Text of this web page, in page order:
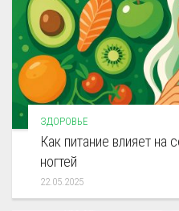
ЗДОРОВЬЕ
Как питание влияет на
ногтей
22.05.2025